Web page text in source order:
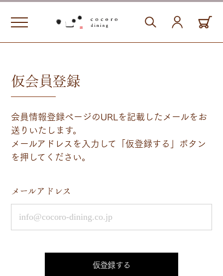
仮会員登録
会員情報登録ページのURLを記載したメールをお
送りいたします。
メールアドレスを入力して「仮登録する」ボタン
を押してください。
メールアドレス